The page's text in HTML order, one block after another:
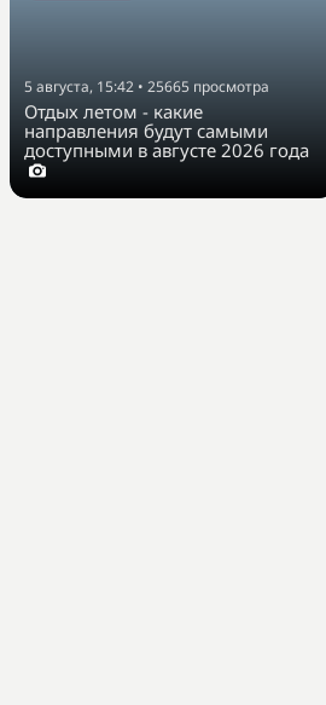
5 августа, 15:42 • 25665 просмотра
Отдых летом - какие
направления будут самыми
доступными в августе 2026 года